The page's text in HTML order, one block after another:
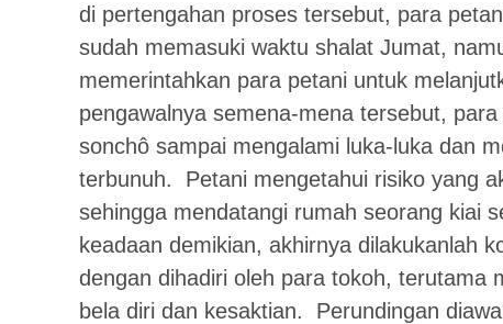
di pertengahan proses tersebut, para
sudah memasuki waktu shalat Jumat,
memerintahkan para petani untuk
pengawalnya semena-mena tersebut,
sonchô sampai mengalami luka-luka dan
terbunuh. Petani mengetahui risiko yang
sehingga mendatangi rumah seorang kiai
keadaan demikian, akhirnya dilakukanlah
dengan dihadiri oleh para tokoh, terutama
bela diri dan kesaktian. Perundingan